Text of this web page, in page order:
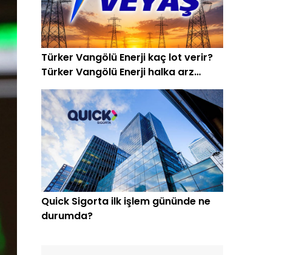
Türker Vangölü Enerji kaç lot verir?
Türker Vangölü Enerji halka arz
oluyor
Quick Sigorta ilk işlem gününde ne
durumda?